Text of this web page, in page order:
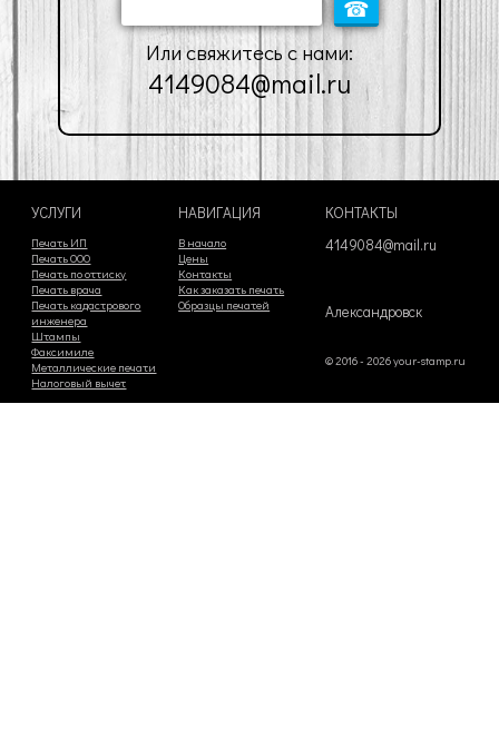
Или свяжитесь с нами:
4149084@mail.ru
УСЛУГИ
Печать ИП
Печать ООО
Печать по оттиску
Печать врача
Печать кадастрового
инженера
Штампы
Факсимиле
Металлические печати
Налоговый вычет
НАВИГАЦИЯ
В начало
Цены
Контакты
Как заказать печать
Образцы печатей
КОНТАКТЫ
4149084@mail.ru
Александровск
© 2016 - 2026 your-stamp.ru